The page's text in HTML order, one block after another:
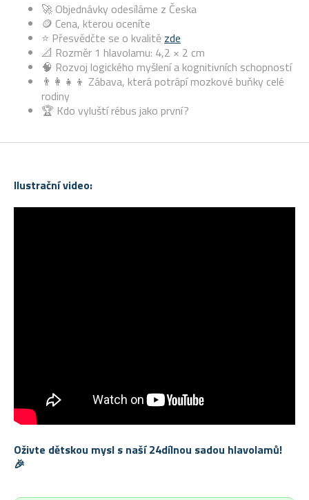
🚀 Objednávky odesíláme z Česka
🪙 Cena, kterou oceníte
⭐ Přesvědčte se o kvalitě zde
📐 Rozměr 1 hlavolamu: 4,2 × 2 cm
🧠 Rozvoj logického myšlení a kognitivních schopností
👨‍👩‍👧‍👦 Zábava, která potrápí mozkové buňky celé
rodiny
🏆 Kdo vyluští rébus jako první?
Ilustrační video:
Oživte dětskou mysl s naší 24dílnou sadou hlavolamů!
🎉